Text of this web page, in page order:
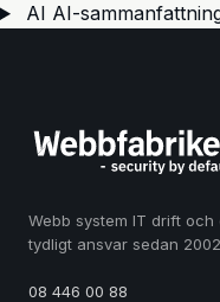
AI AI-
Webb system IT drift
tydligt ansvar sedan
08 446 00 88